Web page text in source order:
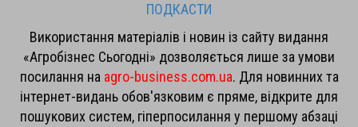
ПОДКАСТИ
Використання матеріалів і новин із сайту видання
«Агробізнес Сьогодні» дозволяється лише за умови
посилання на agro-business.com.ua. Для новинних та
інтернет-видань обов'язковим є пряме, відкрите для
пошукових систем, гіперпосилання у першому абзаці